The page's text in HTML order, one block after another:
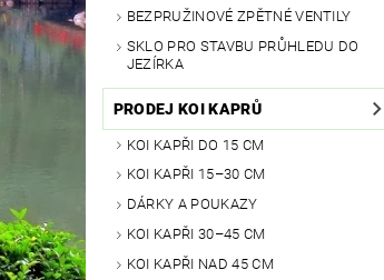
BEZPRUŽINOVÉ ZPĚTNÉ VENTILY
SKLO PRO STAVBU PRŮHLEDU DO
JEZÍRKA
PRODEJ KOI KAPRŮ
KOI KAPŘI DO 15 CM
KOI KAPŘI 15–30 CM
DÁRKY A POUKAZY
KOI KAPŘI 30–45 CM
KOI KAPŘI NAD 45 CM